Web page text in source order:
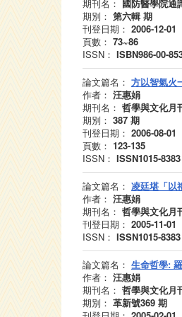
期刊名： 國防醫學院通
期別： 第六輯 期
刊登日期： 2006-12-01
頁數： 73~86
ISSN： ISBN986-00-
論文篇名： 方以智氣火
作者： 汪惠娟
期刊名： 哲學與文化月
期別： 387 期
刊登日期： 2006-08-01
頁數： 123-135
ISSN： ISSN1015-8383
論文篇名： 凌廷堪「以
作者： 汪惠娟
期刊名： 哲學與文化月
刊登日期： 2005-11-01
ISSN： ISSN1015-8383
論文篇名： 生命哲學:
作者： 汪惠娟
期刊名： 哲學與文化月
期別： 革新號369 期